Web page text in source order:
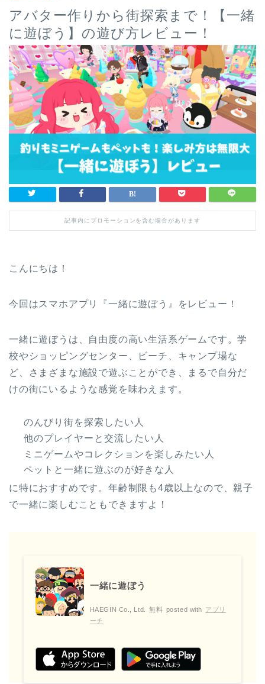
アバター作りから街探索まで！【一緒
に遊ぼう】の遊び方レビュー！
記事内にプロモーションを含む場合があります
こんにちは！
今回はスマホアプリ『一緒に遊ぼう』をレビュー！
一緒に遊ぼうは、自由度の高い生活系ゲームです。学
校やショッピングセンター、ビーチ、キャンプ場な
ど、さまざまな施設で遊ぶことができ、まるで自分だ
けの街にいるような感覚を味わえます。
のんびり街を探索したい人
他のプレイヤーと交流したい人
ミニゲームやコレクションを楽しみたい人
ペットと一緒に遊ぶのが好きな人
に特におすすめです。年齢制限も4歳以上なので、親子
で一緒に楽しむこともできますよ！
一緒に遊ぼう
HAEGIN Co., Ltd. 無料 posted with アプリ
ーチ